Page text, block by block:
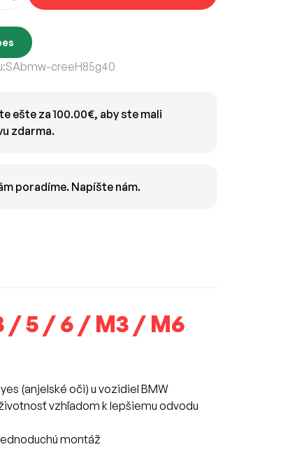
SAbmw-creeH85g40
ešte za 100.00€, aby ste mali
zdarma.
poradíme. Napíšte nám.
/ 5 / 6 / M3 / M6
(anjelské oči) u vozidiel BMW
vzhľadom k lepšiemu odvodu
montáž